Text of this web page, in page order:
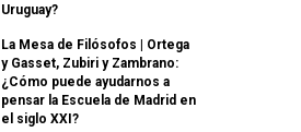
Uruguay?
La Mesa de Filósofos | Ortega
y Gasset, Zubiri y Zambrano:
¿Cómo puede ayudarnos a
pensar la Escuela de Madrid en
el siglo XXI?